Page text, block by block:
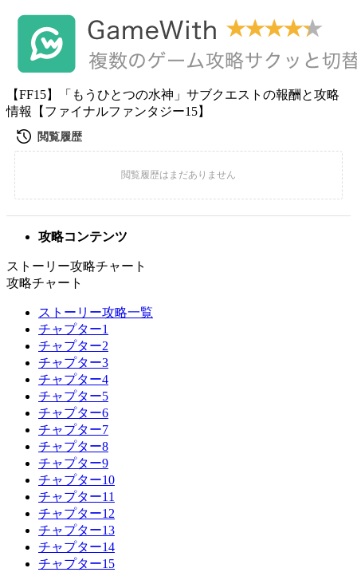
【FF15】「もうひとつの水神」サブクエストの報酬と攻略
情報【ファイナルファンタジー15】
攻略コンテンツ
ストーリー攻略チャート
攻略チャート
ストーリー攻略一覧
チャプター1
チャプター2
チャプター3
チャプター4
チャプター5
チャプター6
チャプター7
チャプター8
チャプター9
チャプター10
チャプター11
チャプター12
チャプター13
チャプター14
チャプター15